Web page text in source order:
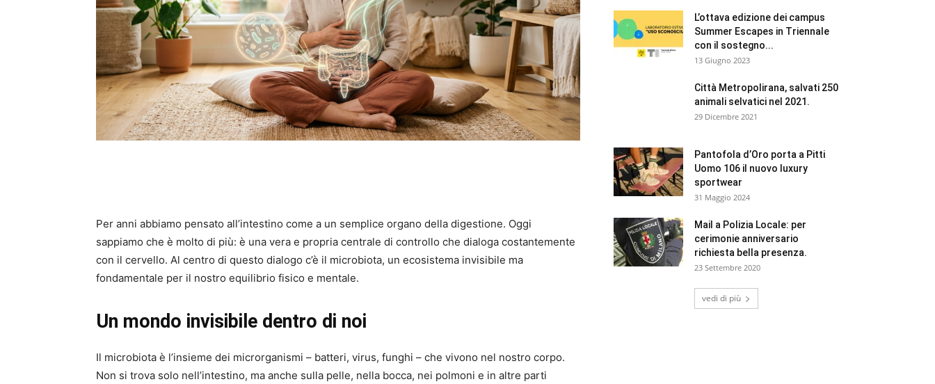
Per anni abbiamo pensato all’intestino come a un semplice organo della digestione. Oggi
sappiamo che è molto di più: è una vera e propria centrale di controllo che dialoga costantemente
con il cervello. Al centro di questo dialogo c’è il microbiota, un ecosistema invisibile ma
fondamentale per il nostro equilibrio fisico e mentale.
Un mondo invisibile dentro di noi
Il microbiota è l’insieme dei microrganismi – batteri, virus, funghi – che vivono nel nostro corpo.
Non si trova solo nell’intestino, ma anche sulla pelle, nella bocca, nei polmoni e in altre parti
L’ottava edizione dei campus
Summer Escapes in Triennale
con il sostegno...
13 Giugno 2023
Città Metropolirana, salvati 250
animali selvatici nel 2021.
29 Dicembre 2021
Pantofola d’Oro porta a Pitti
Uomo 106 il nuovo luxury
sportwear
31 Maggio 2024
Mail a Polizia Locale: per
cerimonie anniversario
richiesta bella presenza.
23 Settembre 2020
vedi di più